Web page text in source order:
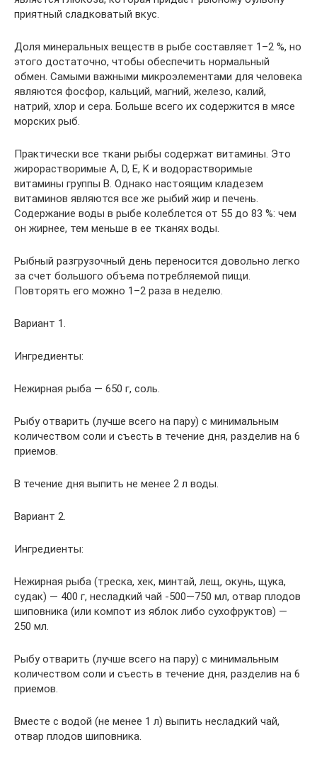
приятный сладковатый вкус.
Доля минеральных веществ в рыбе составляет 1–2 %, но
этого достаточно, чтобы обеспечить нормальный
обмен. Самыми важными микроэлементами для человека
являются фосфор, кальций, магний, железо, калий,
натрий, хлор и сера. Больше всего их содержится в мясе
морских рыб.
Практически все ткани рыбы содержат витамины. Это
жирорастворимые A, D, E, K и водорастворимые
витамины группы B. Однако настоящим кладезем
витаминов являются все же рыбий жир и печень.
Содержание воды в рыбе колеблется от 55 до 83 %: чем
он жирнее, тем меньше в ее тканях воды.
Рыбный разгрузочный день переносится довольно легко
за счет большого объема потребляемой пищи.
Повторять его можно 1–2 раза в неделю.
Вариант 1.
Ингредиенты:
Нежирная рыба — 650 г, соль.
Рыбу отварить (лучше всего на пару) с минимальным
количеством соли и съесть в течение дня, разделив на 6
приемов.
В течение дня выпить не менее 2 л воды.
Вариант 2.
Ингредиенты:
Нежирная рыба (треска, хек, минтай, лещ, окунь, щука,
судак) — 400 г, несладкий чай -500—750 мл, отвар плодов
шиповника (или компот из яблок либо сухофруктов) —
250 мл.
Рыбу отварить (лучше всего на пару) с минимальным
количеством соли и съесть в течение дня, разделив на 6
приемов.
Вместе с водой (не менее 1 л) выпить несладкий чай,
отвар плодов шиповника.